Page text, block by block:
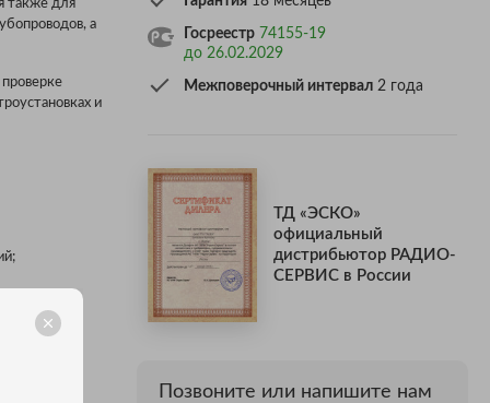
также для
а
и
снятие;
Госреестр 74155-19
до 26.02.2029
Межповерочный интервал2 года
ТД «ЭСКО»
официальный
дистрибьютор РАДИО-
СЕРВИС в России
Позвоните или напишите нам